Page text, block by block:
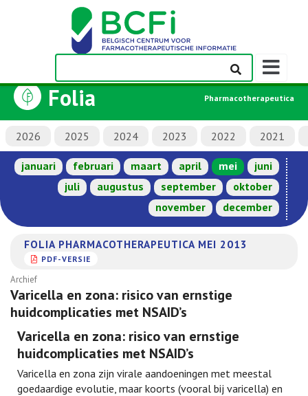
Folia Pharmacotherapeutica
2026 2025 2024 2023 2022 2021
januari februari maart april mei
juni
juli
augustus september
oktober
november
december
FOLIA PHARMACOTHERAPEUTICA MEI 2013
PDF-VERSIE
Archief
Varicella en zona: risico van ernstige
huidcomplicaties met NSAID’s
Varicella en zona: risico van ernstige
huidcomplicaties met NSAID’s
Varicella en zona zijn virale aandoeningen met meestal
goedaardige evolutie, maar koorts (vooral bij varicella) en